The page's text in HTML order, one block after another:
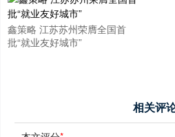
鑫策略 江苏苏州荣膺全国首
批“就业友好城市”
相关评